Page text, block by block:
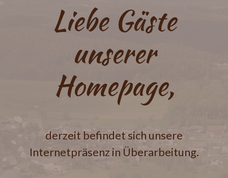
Liebe Gäste
unserer
Homepage,
derzeit befindet sich unsere
Internetpräsenz in Überarbeitung.